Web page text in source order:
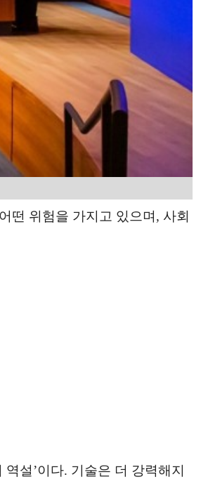
떤 위험을 가지고 있으며, 사회
설’이다. 기술은 더 강력해지